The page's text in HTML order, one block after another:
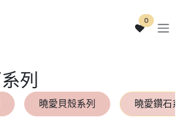
0
列
曉愛貝殼系列 曉愛鑽石系